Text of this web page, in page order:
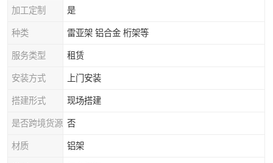
加工定制 是
种类 雷亚架 铝合金 桁架等
服务类型 租赁
安装方式 上门安装
搭建形式 现场搭建
是否跨境货源 否
材质 铝架